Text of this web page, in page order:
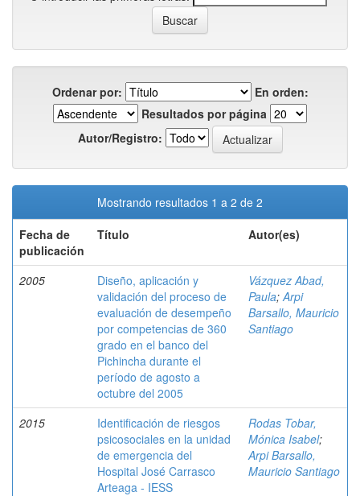
Ordenar por:
En orden:
Resultados por página
Autor/Registro:
Mostrando resultados 1 a 2 de 2
Fecha de
publicación
Título Autor(es)
2005
Diseño, aplicación y
validación del proceso de
evaluación de desempeño
por competencias de 360
grado en el banco del
Pichincha durante el
período de agosto a
octubre del 2005
Vázquez Abad,
Paula;Arpi
Barsallo, Mauricio
Santiago
2015
Identificación de riesgos
psicosociales en la unidad
de emergencia del
Hospital José Carrasco
Arteaga - IESS
Rodas Tobar,
Mónica Isabel;
Arpi Barsallo,
Mauricio Santiago